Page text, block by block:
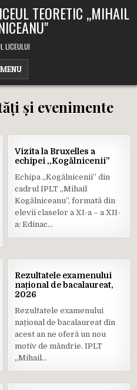
TEORETIC ,,MIHAIL
LICEULUI
MENU
și evenimente
IUL.
2026
Posted
in
Vizita la Bruxelles a
echipei ,,Kogălnicenii”
Echipa „Kogălnicenii” din
cadrul IPLT „Mihail
Kogălniceanu”, formată din
elevii claselor a XI-a – a XII-
a: Edinac…
25
IUN.
2026
in
Rezultatele examenului
național de bacalaureat,
2026
Rezultatele examenului
național de bacalaureat din
acest an ne oferă un nou
motiv de mândrie. IPLT
„Mihail…